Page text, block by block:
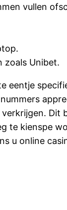
vullen
zoals Unibet.
eentje
Dit
te kienspe
u online